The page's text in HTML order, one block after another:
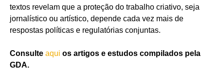
textos revelam que a proteção do trabalho criativo, seja
jornalístico ou artístico, depende cada vez mais de
respostas políticas e regulatórias conjuntas.
Consulte aqui os artigos e estudos compilados pela
GDA.